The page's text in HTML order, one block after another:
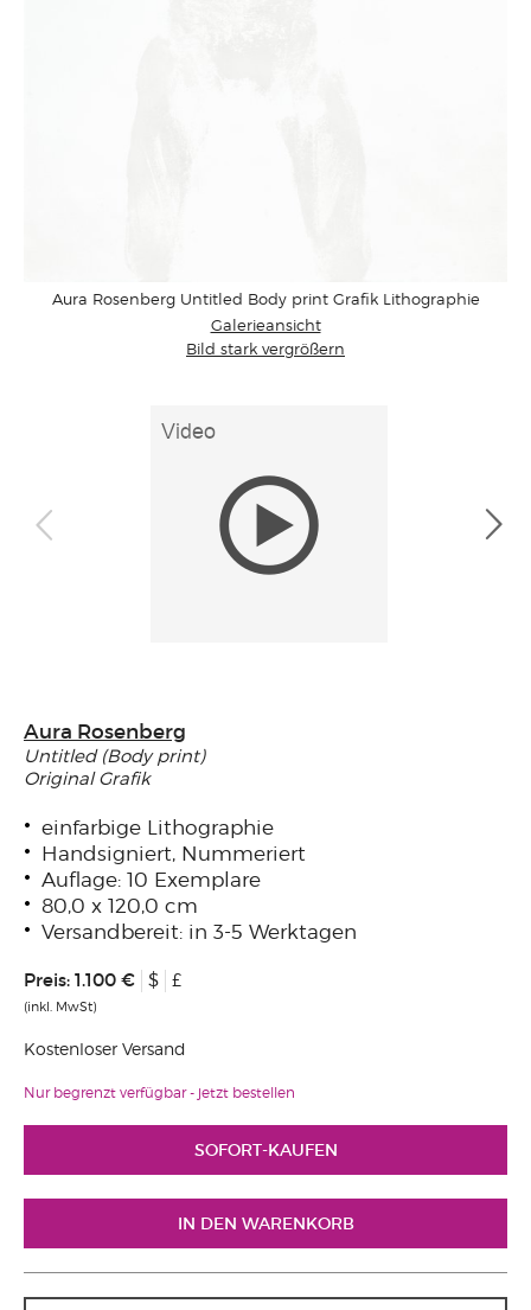
Aura Rosenberg Untitled Body print Grafik Lithographie
Galerieansicht
Bild stark vergrößern
Aura Rosenberg
Untitled (Body print)
Original Grafik
einfarbige Lithographie
Handsigniert, Nummeriert
Auflage: 10 Exemplare
80,0 x 120,0 cm
Versandbereit: in 3-5 Werktagen
Preis: 1.100 € $ £
(inkl. MwSt)
Kostenloser Versand
Nur begrenzt verfügbar - jetzt bestellen